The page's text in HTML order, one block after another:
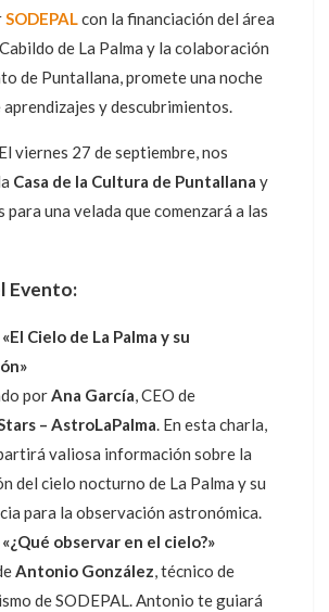
SODEPALcon la financiación del área
de La Palma y la colaboración
de Puntallana, promete una noche
y descubrimientos.
El viernes 27 de septiembre, nos
Casa de la Cultura de Puntallana y
para una velada que comenzará a las
Evento:
«El Cielo de La Palma y su
porAna García, CEO de
– AstroLaPalma. En esta charla,
valiosa información sobre la
del cielo nocturno de La Palma y su
para la observación astronómica.
«¿Qué observar en el cielo?»
Antonio González, técnico de
de SODEPAL. Antonio te guiará